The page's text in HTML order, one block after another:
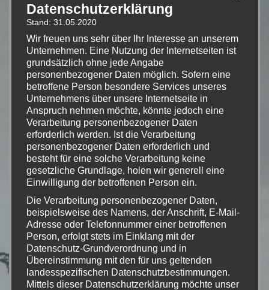
geschlossenen Verträgen, einvernehmlich durch unseren
Kundenservice zu lösen. Darüber hinaus sind wir nicht
zur Teilnahme an einem Streitbeilegungsverfahren von
der Verbraucherschlichtungsstelle verpflichtet und
grundsätzlich auch nicht dazu bereit.
Haftungsausschluss:
Haftung für Inhalte
Die Inhalte unserer Seiten wurden mit größter Sorgfalt
erstellt. Für die Richtigkeit, Vollständigkeit und Aktualität
der Inhalte können wir jedoch keine Gewähr
übernehmen. Als Diensteanbieter sind wir gemäß § 7
Abs.1 TMG für eigene Inhalte auf diesen Seiten nach den
allgemeinen Gesetzen verantwortlich. Nach §§ 8 bis 10
TMG sind wir als Diensteanbieter jedoch nicht
verpflichtet, übermittelte oder gespeicherte fremde
Informationen zu überwachen oder nach Umständen zu
forschen, die auf eine rechtswidrige Tätigkeit hinweisen.
Verpflichtungen zur Entfernung oder Sperrung der
Datenschutzerklärung
Stand: 31.05.2020
Wir freuen uns sehr über Ihr Interesse an unserem
Unternehmen. Eine Nutzung der Internetseiten ist
grundsätzlich ohne jede Angabe
personenbezogener Daten möglich. Sofern eine
betroffene Person besondere Services unseres
Unternehmens über unsere Internetseite in
Anspruch nehmen möchte, könnte jedoch eine
Verarbeitung personenbezogener Daten
erforderlich werden. Ist die Verarbeitung
personenbezogener Daten erforderlich und
besteht für eine solche Verarbeitung keine
gesetzliche Grundlage, holen wir generell eine
Einwilligung der betroffenen Person ein.
Die Verarbeitung personenbezogener Daten,
beispielsweise des Namens, der Anschrift, E-Mail-
Adresse oder Telefonnummer einer betroffenen
Person, erfolgt stets im Einklang mit der
Datenschutz-Grundverordnung und in
Übereinstimmung mit den für uns geltenden
landesspezifischen Datenschutzbestimmungen.
Mittels dieser Datenschutzerklärung möchte unser